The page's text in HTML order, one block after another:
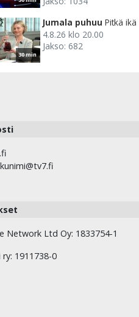
30 min
Jumala puhuu Pitkä ikä
4.8.26 klo 20.00
Jakso: 682
Network Ltd Oy: 1833754-1
ry: 1911738-0